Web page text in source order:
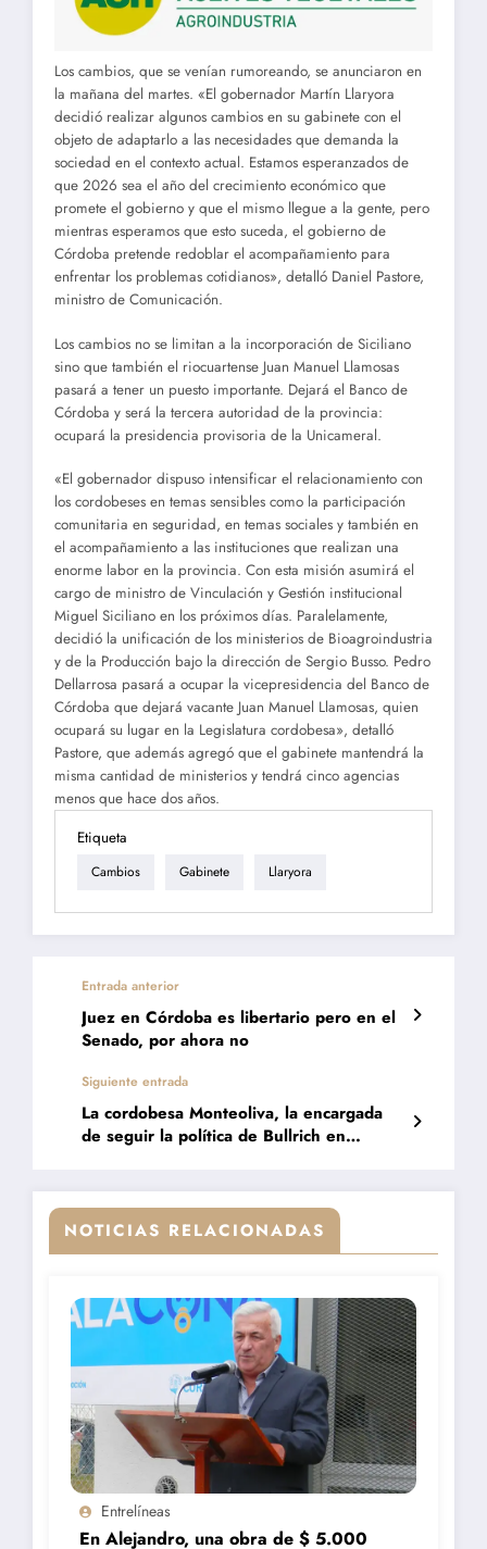
Los cambios, que se venían rumoreando, se anunciaron en
la mañana del martes. «El gobernador Martín Llaryora
decidió realizar algunos cambios en su gabinete con el
objeto de adaptarlo a las necesidades que demanda la
sociedad en el contexto actual. Estamos esperanzados de
que 2026 sea el año del crecimiento económico que
promete el gobierno y que el mismo llegue a la gente, pero
mientras esperamos que esto suceda, el gobierno de
Córdoba pretende redoblar el acompañamiento para
enfrentar los problemas cotidianos», detalló Daniel Pastore,
ministro de Comunicación.
Los cambios no se limitan a la incorporación de Siciliano
sino que también el riocuartense Juan Manuel Llamosas
pasará a tener un puesto importante. Dejará el Banco de
Córdoba y será la tercera autoridad de la provincia:
ocupará la presidencia provisoria de la Unicameral.
«El gobernador dispuso intensificar el relacionamiento con
los cordobeses en temas sensibles como la participación
comunitaria en seguridad, en temas sociales y también en
el acompañamiento a las instituciones que realizan una
enorme labor en la provincia. Con esta misión asumirá el
cargo de ministro de Vinculación y Gestión institucional
Miguel Siciliano en los próximos días. Paralelamente,
decidió la unificación de los ministerios de Bioagroindustria
y de la Producción bajo la dirección de Sergio Busso. Pedro
Dellarrosa pasará a ocupar la vicepresidencia del Banco de
Córdoba que dejará vacante Juan Manuel Llamosas, quien
ocupará su lugar en la Legislatura cordobesa», detalló
Pastore, que además agregó que el gabinete mantendrá la
misma cantidad de ministerios y tendrá cinco agencias
menos que hace dos años.
Etiqueta
Cambios Gabinete Llaryora
Entrada anterior
Juez en Córdoba es libertario pero en el
Senado, por ahora no
Siguiente entrada
La cordobesa Monteoliva, la encargada
de seguir la política de Bullrich en
NOTICIAS RELACIONADAS
Entrelíneas
En Alejandro, una obra de $ 5.000